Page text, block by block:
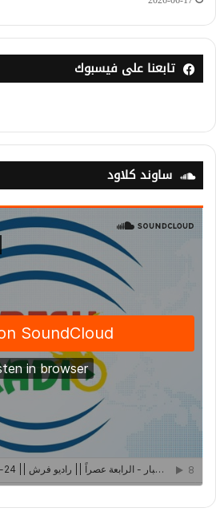
تابعنا على فيسبوك
ساوند كلاود